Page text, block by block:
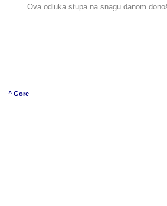
Ova odluka stupa na snagu danom
^ Gore